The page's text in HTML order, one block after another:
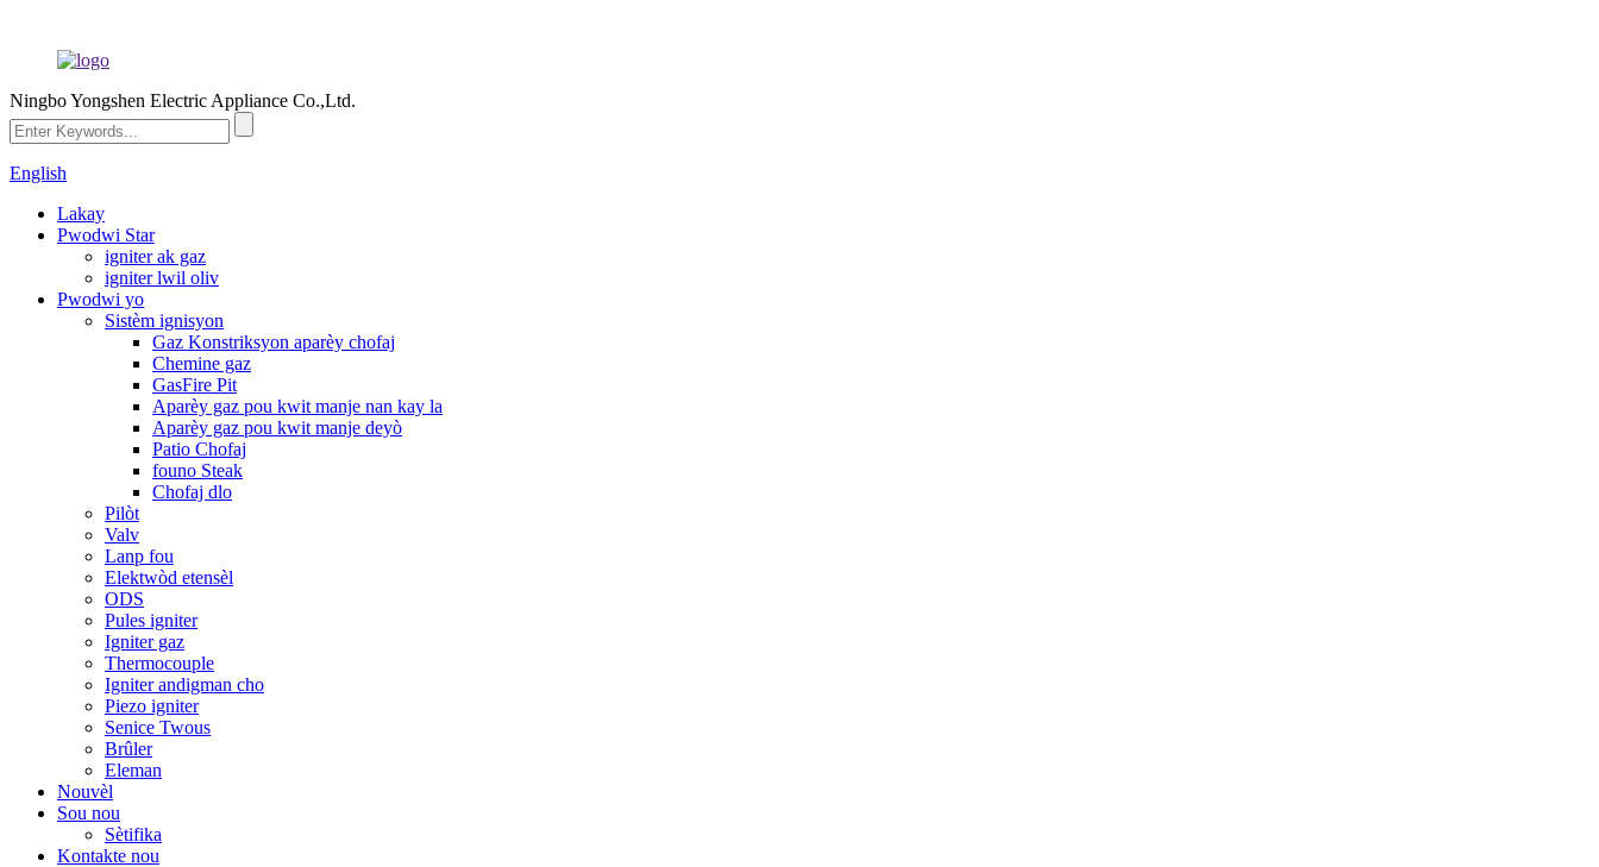
Ningbo Yongshen Electric Appliance Co.,Ltd.
English
Lakay
Pwodwi Star
igniter ak gaz
igniter lwil oliv
Pwodwi yo
Sistèm ignisyon
Gaz Konstriksyon aparèy chofaj
Chemine gaz
GasFire Pit
Aparèy gaz pou kwit manje nan kay la
Aparèy gaz pou kwit manje deyò
Patio Chofaj
founo Steak
Chofaj dlo
Pilòt
Valv
Lanp fou
Elektwòd etensèl
ODS
Pules igniter
Igniter gaz
Thermocouple
Igniter andigman cho
Piezo igniter
Senice Twous
Brûler
Eleman
Nouvèl
Sou nou
Sètifika
Kontakte nou